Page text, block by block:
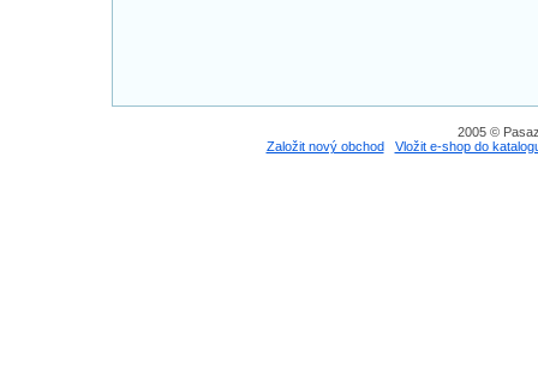
2005 ©
Založit nový obchod
Vložit e-shop do